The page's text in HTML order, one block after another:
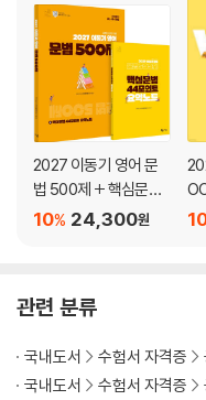
2027 이동기 영어 문
법 500제 + 핵심문법
44포인트 요약노트
24,300원
10%
관련 분류
국내도서 수험서 자격증
국내도서
수험서 자격증